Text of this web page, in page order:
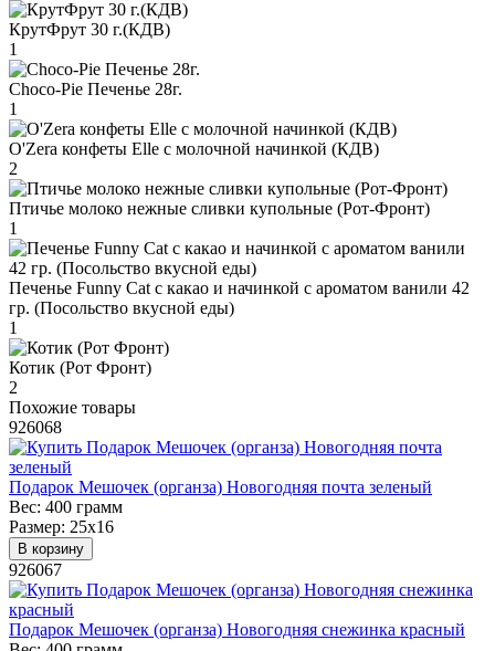
КрутФрут 30 г.(КДВ)
1
Choco-Pie Печенье 28г.
1
O'Zera конфеты Elle с молочной начинкой (КДВ)
2
Птичье молоко нежные сливки купольные (Рот-Фронт)
1
Печенье Funny Сat с какао и начинкой с ароматом ванили 42
гр. (Посольство вкусной еды)
1
Котик (Рот Фронт)
2
Похожие товары
926068
Подарок Мешочек (органза) Новогодняя почта зеленый
Вес: 400 грамм
Размер: 25х16
В корзину
926067
Подарок Мешочек (органза) Новогодняя снежинка красный